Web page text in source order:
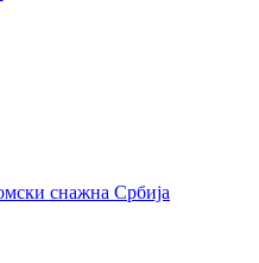
снажна Србија